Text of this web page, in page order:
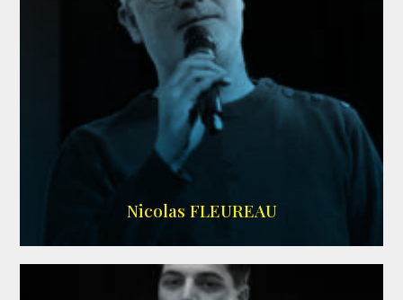
Nicolas FLEUREAU